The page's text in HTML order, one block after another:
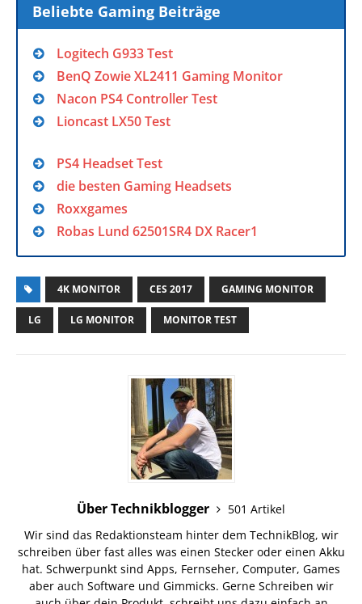
Beliebte Gaming Beiträge
Logitech G933 Test
BenQ Zowie XL2411 Gaming Monitor
Nacon PS4 Controller Test
Lioncast LX50 Test
PS4 Headset Test
die besten Gaming Headsets
Roxxgames
Robas Lund 62501SR4 DX Racer1
4K MONITOR CES 2017 GAMING MONITOR
LG LG MONITOR MONITOR TEST
Über Technikblogger
501 Artikel
Wir sind das Redaktionsteam hinter dem TechnikBlog, wir
schreiben über fast alles was einen Stecker oder einen Akku
hat. Schwerpunkt sind Apps, Fernseher, Computer, Games
aber auch Software und Gimmicks. Gerne Schreiben wir